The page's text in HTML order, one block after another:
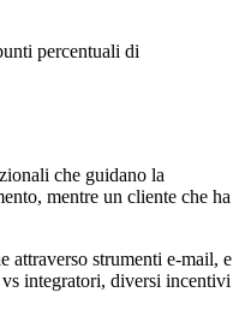
percentuali di
che guidano la
mentre un cliente che ha
attraverso strumenti e-mail, e
integratori, diversi incentivi